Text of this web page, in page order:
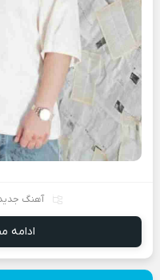
آهنگ
ادامه